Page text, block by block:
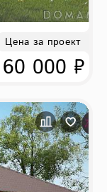
Цена за проект
60 000 ₽